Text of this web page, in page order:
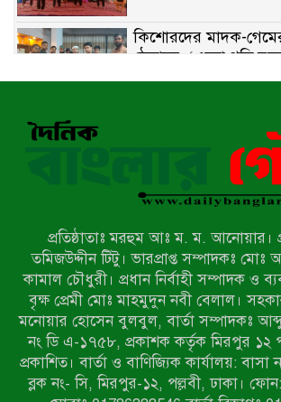
কিশোরদের মাদক-
ঠেকাতে, ‘এসো গড়ি
ফুটবল বিতরণ
নন্দীগ্রামে সরকারি
চলাচলে চরম দুর্ভোগ;
নাটোরের পাটুলে পানিতে
স্কুলছাত্রের মর্মান্তিক মৃত্যু
সেনাবাহিনীর চাকরি
পুলিশ পরিচয়ে
কারাগারে প্রতারক।
প্রতিষ্ঠাতাঃ মরহুম আঃ ম. ম. আনোয়ার।
তমিজউদ্দীন টিটু। ভারপ্রাপ্ত সম্পাদকঃ মোঃ
কামাল চৌধুরী। প্রধান নির্বাহী সম্পাদক ও
বৃক্ষ প্রেমী মোঃ মাহমুদুন নবী বেলাল।
মনোয়ার হোসেন বুলবুল, বার্তা সম্পাদকঃ
নং ডি এ-১৭৫৮, প্রকাশক কর্তৃক মিরপুর ১২
প্রকাশিত। বার্তা ও বাণিজ্যিক কার্যালয়:
ব্লক নং- সি, মিরপুর-১২, পল্লবী, ঢাকা।